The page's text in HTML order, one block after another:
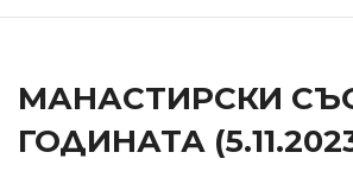
МАНАСТИРСКИ
ГОДИНАТА